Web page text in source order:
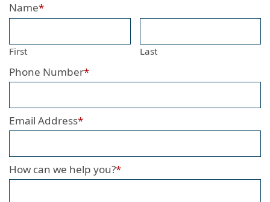
Name*
First Last
Phone Number*
Email Address*
How can we help you?*